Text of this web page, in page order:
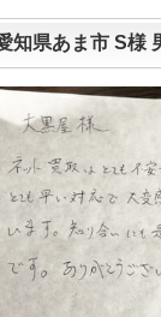
知県あま市 S様